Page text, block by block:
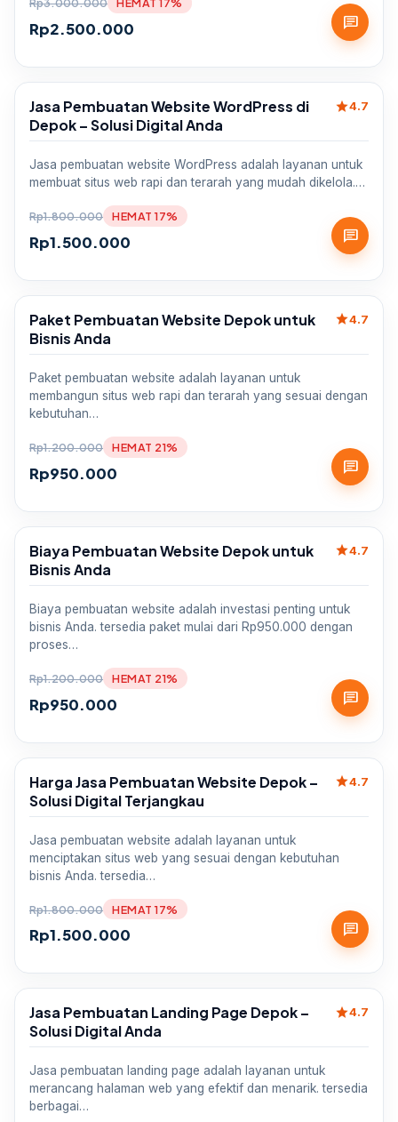
Rp3.000.000
Rp2.500.000
HEMAT 17%
chat
Sale
Jasa Pembuatan Website WordPress di
Depok – Solusi Digital Anda
star4.7
Jasa pembuatan website WordPress adalah layanan untuk
membuat situs web rapi dan terarah yang mudah dikelola.…
Rp1.800.000
Rp1.500.000
HEMAT 17%
chat
Sale
Paket Pembuatan Website Depok untuk
Bisnis Anda
star4.7
Paket pembuatan website adalah layanan untuk
membangun situs web rapi dan terarah yang sesuai dengan
kebutuhan…
Rp1.200.000
Rp950.000
HEMAT 21%
chat
Sale
Biaya Pembuatan Website Depok untuk
Bisnis Anda
star4.7
Biaya pembuatan website adalah investasi penting untuk
bisnis Anda. tersedia paket mulai dari Rp950.000 dengan
proses…
Rp1.200.000
Rp950.000
HEMAT 21%
chat
Sale
Harga Jasa Pembuatan Website Depok –
Solusi Digital Terjangkau
star4.7
Jasa pembuatan website adalah layanan untuk
menciptakan situs web yang sesuai dengan kebutuhan
bisnis Anda. tersedia…
Rp1.800.000
Rp1.500.000
HEMAT 17%
chat
Sale
Jasa Pembuatan Landing Page Depok –
Solusi Digital Anda
star4.7
Jasa pembuatan landing page adalah layanan untuk
merancang halaman web yang efektif dan menarik. tersedia
berbagai…